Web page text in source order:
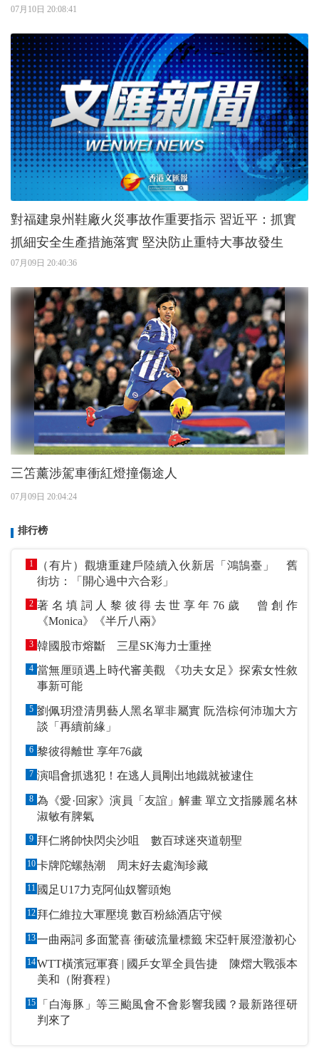
07月10日 20:08:41
對福建泉州鞋廠火災事故作重要指示 習近平：抓實
抓細安全生產措施落實 堅決防止重特大事故發生
07月09日 20:40:36
三笘薰涉駕車衝紅燈撞傷途人
07月09日 20:04:24
排行榜
1
（有片）觀塘重建戶陸續入伙新居「鴻鵠臺」 舊
街坊：「開心過中六合彩」
2 著名填詞人黎彼得去世享年76歲 曾創作
《Monica》《半斤八兩》
3 韓國股市熔斷 三星SK海力士重挫
4 當無厘頭遇上時代審美觀 《功夫女足》探索女性敘
事新可能
5 劉佩玥澄清男藝人黑名單非屬實 阮浩棕何沛珈大方
談「再續前緣」
6 黎彼得離世 享年76歲
7 演唱會抓逃犯！在逃人員剛出地鐵就被逮住
8 為《愛·回家》演員「友誼」解畫 單立文指滕麗名林
淑敏有脾氣
9 拜仁將帥快閃尖沙咀 數百球迷夾道朝聖
10卡牌陀螺熱潮 周末好去處淘珍藏
11 國足U17力克阿仙奴響頭炮
12 拜仁維拉大軍壓境 數百粉絲酒店守候
13 一曲兩詞 多面驚喜 衝破流量標籤 宋亞軒展澄澈初心
14WTT橫濱冠軍賽 | 國乒女單全員告捷 陳熠大戰張本
美和（附賽程）
15
「白海豚」等三颱風會不會影響我國？最新路徑研
判來了